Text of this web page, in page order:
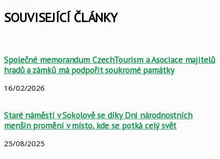
SOUVISEJÍCÍ ČLÁNKY
Společné memorandum CzechTourism a Asociace majitelů
hradů a zámků má podpořit soukromé památky
16/02/2026
Staré náměstí v Sokolově se díky Dni národnostních
menšin promění v místo, kde se potká celý svět
25/08/2025